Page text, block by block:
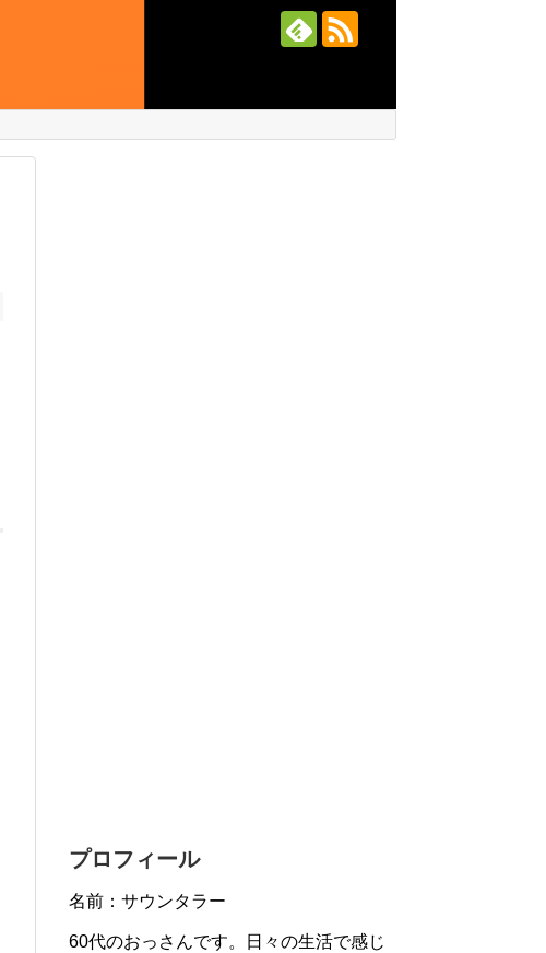
プロフィール
名前：サウンタラー
60代のおっさんです。日々の生活で感じ